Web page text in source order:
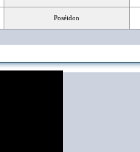
Poséidon